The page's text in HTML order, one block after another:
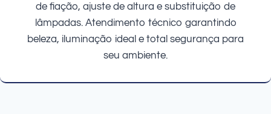
de fiação, ajuste de altura e substituição de
lâmpadas. Atendimento técnico garantindo
beleza, iluminação ideal e total segurança para
seu ambiente.